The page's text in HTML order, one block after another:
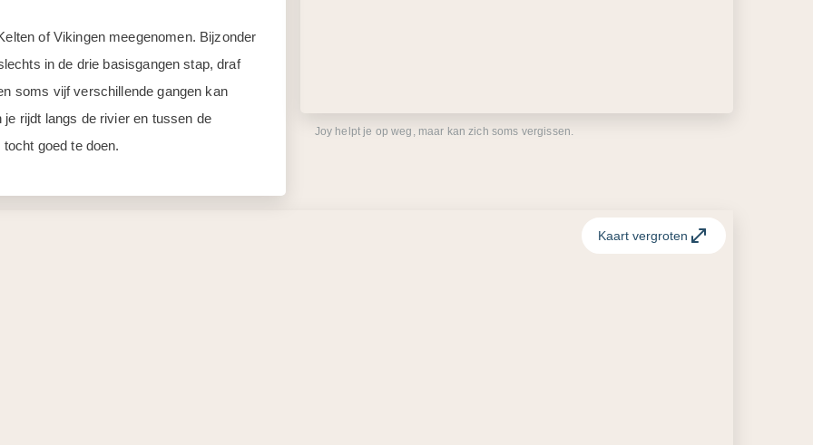
of Vikingen meegenomen. Bijzonder
in de drie basisgangen stap, draf
soms vijf verschillende gangen kan
rijdt langs de rivier en tussen de
goed te doen.
Joy helpt je op weg, maar kan zich soms vergissen.
Kaart vergroten